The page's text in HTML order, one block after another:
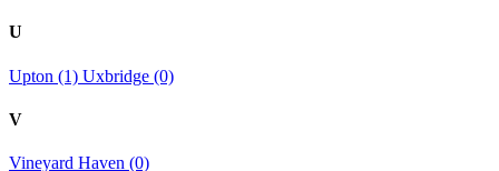
U
Upton (1) Uxbridge (0)
V
Vineyard Haven (0)